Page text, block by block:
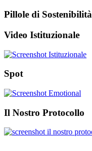
Pillole di Sostenibilità
Video Istituzionale
Spot
Il Nostro Protocollo